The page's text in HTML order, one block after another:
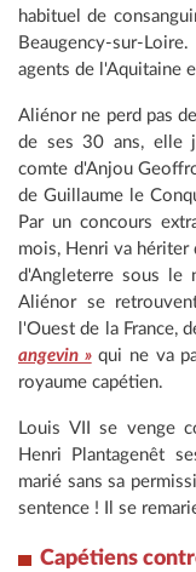
habituel de
Beaugency-sur-
agents de l'Aquitaine
Aliénor ne perd pas
de ses 30 ans, elle
comte d'Anjou
de Guillaume le
Par un concours
mois, Henri va
d'Angleterre sous le
Aliénor se
l'Ouest de la France,
angevin »qui ne va
royaume capétien.
Louis VII se venge
Henri Plantagenêt
marié sans sa
sentence ! Il se
Capétiens